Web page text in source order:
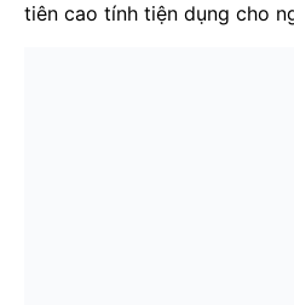
tiên cao tính tiện dụng cho